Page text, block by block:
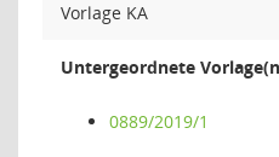
Vorlage KA
Untergeordnete
0889/2019/1